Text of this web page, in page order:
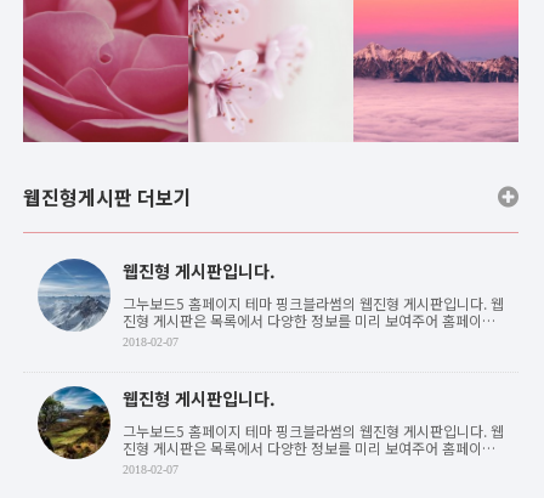
갤러리게시판 갤러리게시판 갤러리 등록 테스트
웹진형 게시판입니다.
그누보드5 홈페이지 테마 핑크블라썸의 웹진형 게시판입니다. 웹
진형 게시판은 목록에서 다양한 정보를 미리 보여주어 홈페이지
이용자가 원하는 정보를 쉽게 접글할 수 있도록 합 . . .
2018-02-07
웹진형 게시판입니다.
그누보드5 홈페이지 테마 핑크블라썸의 웹진형 게시판입니다. 웹
진형 게시판은 목록에서 다양한 정보를 미리 보여주어 홈페이지
이용자가 원하는 정보를 쉽게 접글할 수 있도록 합 . . .
2018-02-07
웹진형게시판 더보기